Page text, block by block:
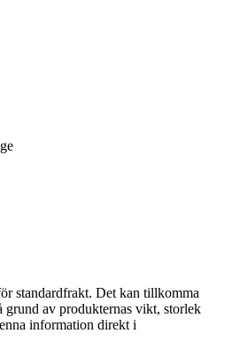
standardfrakt. Det kan tillkomma
grund av produkternas vikt, storlek
information direkt i